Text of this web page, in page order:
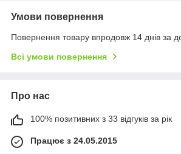
Умови повернення
Повернення товару впродовж 14 днів за
Всі умови повернення
Про нас
100% позитивних з 33 відгуків за рік
Працює з 24.05.2015